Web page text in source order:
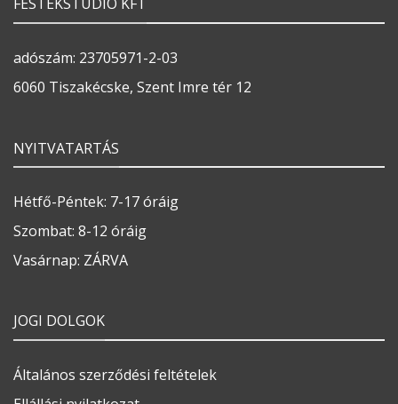
FESTÉKSTÚDIÓ KFT
adószám: 23705971-2-03
6060 Tiszakécske, Szent Imre tér 12
NYITVATARTÁS
Hétfő-Péntek: 7-17 óráig
Szombat: 8-12 óráig
Vasárnap: ZÁRVA
JOGI DOLGOK
Általános szerződési feltételek